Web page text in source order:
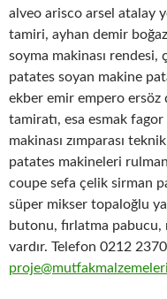
alveo arisco arsel atalay
tamiri, ayhan demir
soyma makinası rendesi,
patates soyan makine
ekber emir empero ersöz
tamiratı, esa esmak
makinası zımparası
patates makineleri
coupe sefa çelik sirman
süper mikser topaloğlu
butonu, fırlatma pabucu,
vardır. Telefon 0212